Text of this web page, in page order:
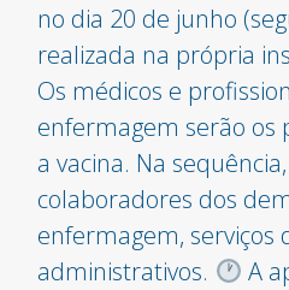
no dia 20 de junho
realizada na própria
Os médicos e
enfermagem serão os
a vacina. Na
colaboradores dos
enfermagem, serviços
administrativos.
A